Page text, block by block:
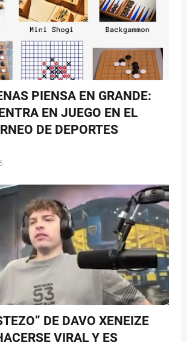
PIENSA EN GRANDE:
EN JUEGO EN EL
DE DEPORTES
DE DAVO XENEIZE
VIRAL Y ES